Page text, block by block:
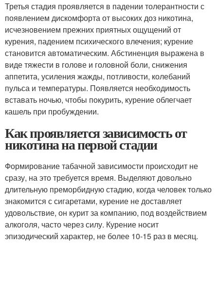
Третья стадия проявляется в падении толерантности с
появлением дискомфорта от высоких доз никотина,
исчезновением прежних приятных ощущений от
курения, падением психического влечения; курение
становится автоматическим. Абстиненция выражена в
виде тяжести в голове и головной боли, снижения
аппетита, усиления жажды, потливости, колебаний
пульса и температуры. Появляется необходимость
вставать ночью, чтобы покурить, курение облегчает
кашель при пробуждении.
Как проявляется зависимость от
никотина на первой стадии
Формирование табачной зависимости происходит не
сразу, на это требуется время. Выделяют довольно
длительную преморбидную стадию, когда человек только
знакомится с сигаретами, курение не доставляет
удовольствие, он курит за компанию, под воздействием
алкоголя, часто через силу. Курение носит
эпизодический характер, не более 10-15 раз в месяц.